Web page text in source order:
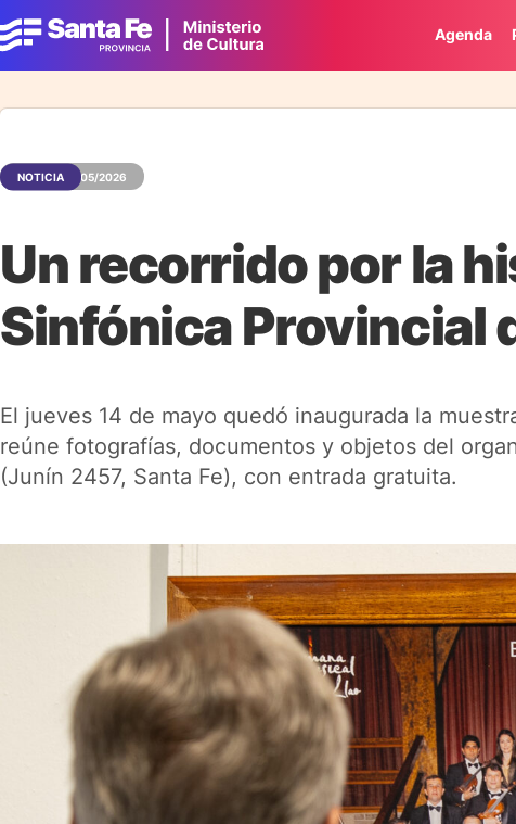
Agenda
NOTICIA 15/05/2026
Un recorrido por la
Sinfónica Provincial
El jueves 14 de mayo quedó inaugurada la
reúne fotografías, documentos y objetos del
(Junín 2457, Santa Fe), con entrada gratuita.